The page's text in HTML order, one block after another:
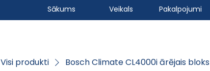
Sākums Veikals Pakalpojumi
Visi produkti Bosch Climate CL4000i ārējais bloks